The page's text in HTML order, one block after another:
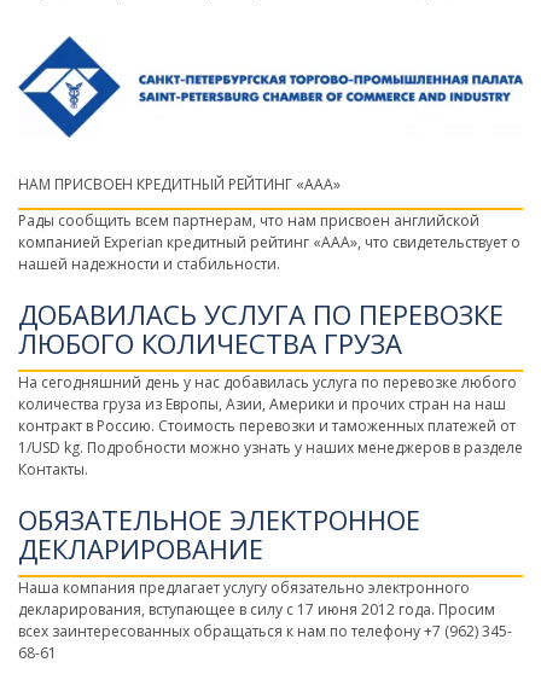
НАМ ПРИСВОЕН КРЕДИТНЫЙ РЕЙТИНГ «ААA»
Рады сообщить всем партнерам, что нам присвоен английской
компанией Experian кредитный рейтинг «ААA», что свидетельствует о
нашей надежности и стабильности.
ДОБАВИЛАСЬ УСЛУГА ПО ПЕРЕВОЗКЕ
ЛЮБОГО КОЛИЧЕСТВА ГРУЗА
На сегодняшний день у нас добавилась услуга по перевозке любого
количества груза из Европы, Азии, Америки и прочих стран на наш
контракт в Россию. Стоимость перевозки и таможенных платежей от
1/USD kg. Подробности можно узнать у наших менеджеров в разделе
Контакты.
ОБЯЗАТЕЛЬНОЕ ЭЛЕКТРОННОЕ
ДЕКЛАРИРОВАНИЕ
Наша компания предлагает услугу обязательно электронного
декларирования, вступающее в силу с 17 июня 2012 года. Просим
всех заинтересованных обращаться к нам по телефону +7 (962) 345-
68-61